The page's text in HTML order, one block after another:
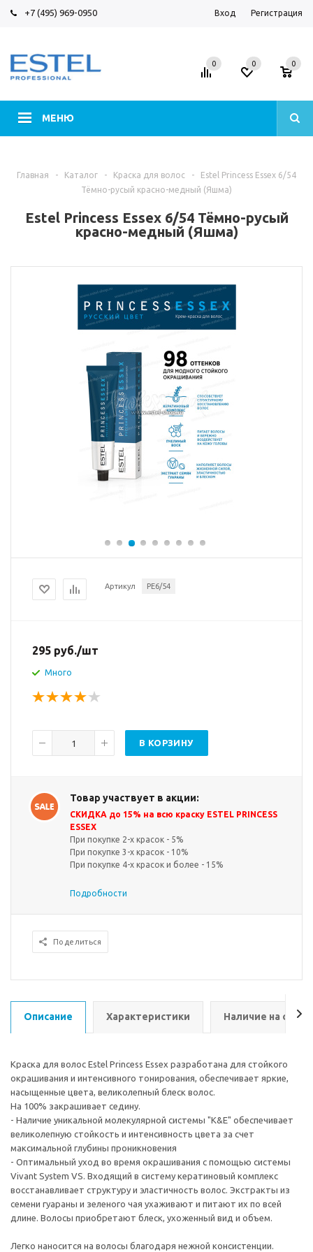
+7 (495) 969-0950 Вход Регистрация
МЕНЮ
0 0 0
Главная - Каталог - Краска для волос -
Estel Princess Essex 6/54
Тёмно-русый красно-медный (Яшма)
Estel Princess Essex 6/54 Тёмно-русый
красно-медный (Яшма)
Артикул PE6/54
295 руб./шт
Много
В КОРЗИНУ
Товар участвует в акции:
СКИДКА до 15% на всю краску ESTEL PRINCESS
ESSEX
При покупке 2-х красок - 5%
При покупке 3-х красок - 10%
При покупке 4-х красок и более - 15%
Подробности
Поделиться
Описание Характеристики Наличие на
Краска для волос Estel Princess Essex разработана для стойкого
окрашивания и интенсивного тонирования, обеспечивает яркие,
насыщенные цвета, великолепный блеск волос.
На 100% закрашивает седину.
- Наличие уникальной молекулярной системы "K&E" обеспечивает
великолепную стойкость и интенсивность цвета за счет
максимальной глубины проникновения
- Оптимальный уход во время окрашивания с помощью системы
Vivant System VS. Входящий в систему кератиновый комплекс
восстанавливает структуру и эластичность волос. Экстракты из
семени гуараны и зеленого чая ухаживают и питают их по всей
длине. Волосы приобретают блеск, ухоженный вид и объем.
Легко наносится на волосы благодаря нежной консистенции.